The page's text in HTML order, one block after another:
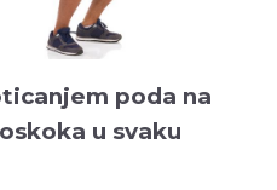
poda na
u svaku